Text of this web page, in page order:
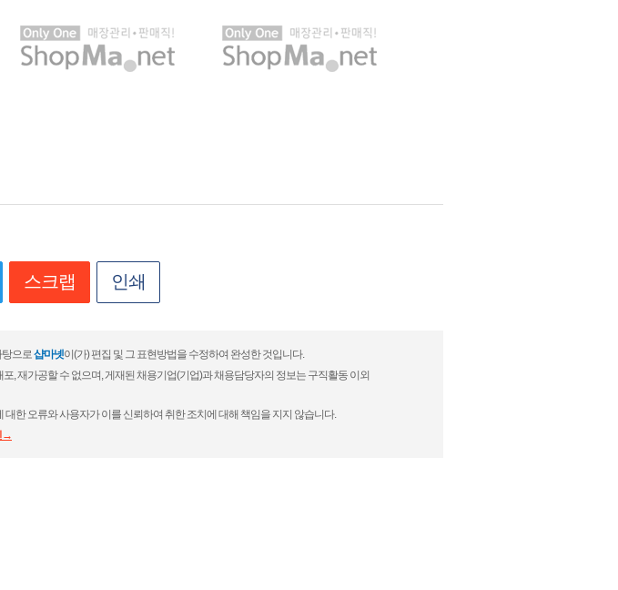
스크랩 인쇄
탕으로샵마넷이(가) 편집 및 그 표현방법을 수정하여 완성한 것입니다.
, 재가공할 수 없으며, 게재된 채용기업(기업)과 채용담당자의 정보는 구직활동 이외
대한 오류와 사용자가 이를 신뢰하여 취한 조치에 대해 책임을 지지 않습니다.
→